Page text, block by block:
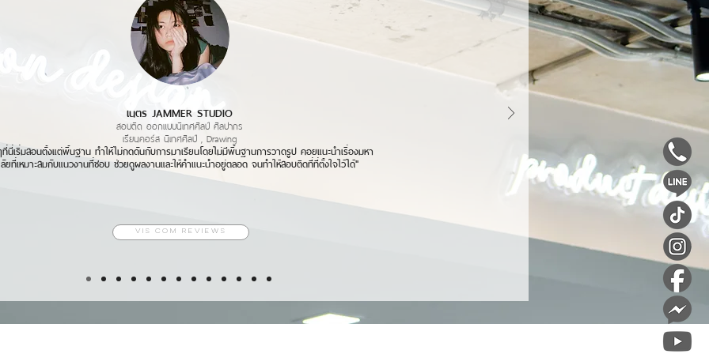
เนตร JAMMER STUDIO
สอบติด ออกแบบนิเทศศิลป์ ศิลปากร
เรียนคอร์ส นิเทศศิลป์ , Drawing
นี่เริ่มสอนตั้งแต่พื้นฐาน ทำให้ไม่กดดันกับการมาเรียนโดยไม่มีพื้นฐานการวาดรูป คอยแนะนำเรื่องมหา
ลัยที่เหมาะสมกับแนวงานที่ชอบ ช่วยดูผลงานและให้คำแนะนำอยู่ตลอด จนทำให้สอบติดที่ที่ตั้งใจไว้ได้"
VIS COM REVIEWS